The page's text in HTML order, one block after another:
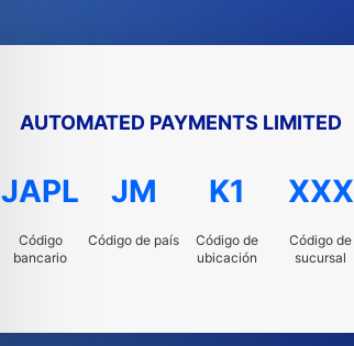
AUTOMATED PAYMENTS LIMITED
JAPL
Código
bancario
JM
Código de país
K1
Código de
ubicación
XXX
Código de
sucursal